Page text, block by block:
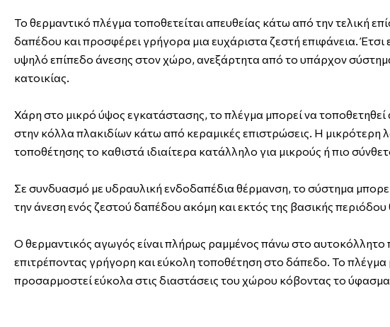
Το θερμαντικό πλέγμα τοποθετείται απευθείας κάτω από την τελική
δαπέδου και προσφέρει γρήγορα μια ευχάριστα ζεστή επιφάνεια. Έτσι
υψηλό επίπεδο άνεσης στον χώρο, ανεξάρτητα από το υπάρχον
κατοικίας.
Χάρη στο μικρό ύψος εγκατάστασης, το πλέγμα μπορεί να τοποθετηθεί
στην κόλλα πλακιδίων κάτω από κεραμικές επιστρώσεις. Η μικρότερη
τοποθέτησης το καθιστά ιδιαίτερα κατάλληλο για μικρούς ή πιο
Σε συνδυασμό με υδραυλική ενδοδαπέδια θέρμανση, το σύστημα
την άνεση ενός ζεστού δαπέδου ακόμη και εκτός της βασικής
Ο θερμαντικός αγωγός είναι πλήρως ραμμένος πάνω στο αυτοκόλλητο
επιτρέποντας γρήγορη και εύκολη τοποθέτηση στο δάπεδο. Το πλέγμα
προσαρμοστεί εύκολα στις διαστάσεις του χώρου κόβοντας το ύφασμα